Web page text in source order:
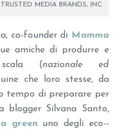
MEDIA BRANDS, INC.
co-founder di Mamma
amiche di produrre e
(nazionale ed
che loro stesse, da
tempo di preparare per
blogger Silvana Santo,
green uno degli eco-­